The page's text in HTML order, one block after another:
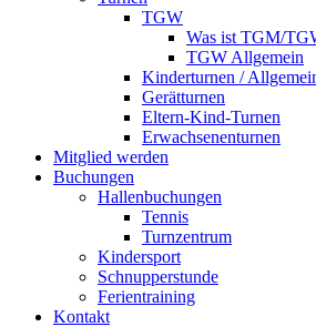
TGW
Was ist TGM/
TGW Allgemein
Kinderturnen /
Gerätturnen
Eltern-Kind-Turnen
Erwachsenenturnen
Mitglied werden
Buchungen
Hallenbuchungen
Tennis
Turnzentrum
Kindersport
Schnupperstunde
Ferientraining
Kontakt